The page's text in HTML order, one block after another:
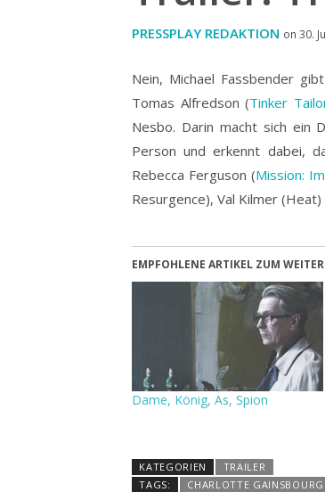
PRESSPLAY REDAKTION on 30.
Nein, Michael Fassbender
Tomas Alfredson (Tinker
Nesbo. Darin macht sich ein
Person und erkennt dabei,
Rebecca Ferguson (Mission:
Resurgence), Val Kilmer (Heat)
EMPFOHLENE ARTIKEL ZUM
Dame, König, As, Spion
KATEGORIEN
TRAILER
TAGS:
CHARLOTTE GAINSBOURG